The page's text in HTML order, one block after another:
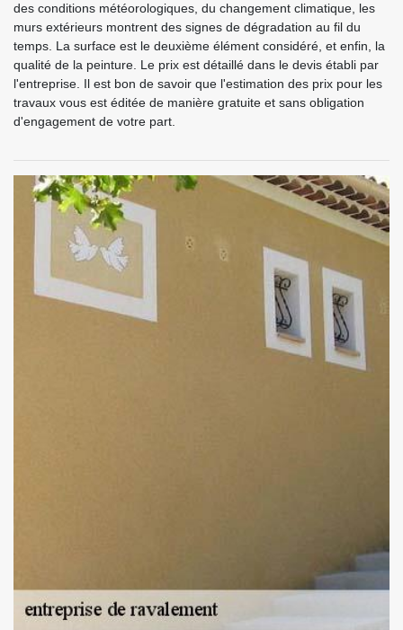
des conditions météorologiques, du changement climatique, les
murs extérieurs montrent des signes de dégradation au fil du
temps. La surface est le deuxième élément considéré, et enfin, la
qualité de la peinture. Le prix est détaillé dans le devis établi par
l'entreprise. Il est bon de savoir que l'estimation des prix pour les
travaux vous est éditée de manière gratuite et sans obligation
d'engagement de votre part.